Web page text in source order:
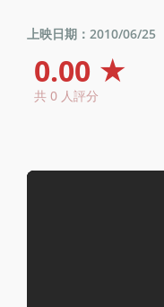
上映日期：2010/06/25
0.00 ★
共 0 人評分